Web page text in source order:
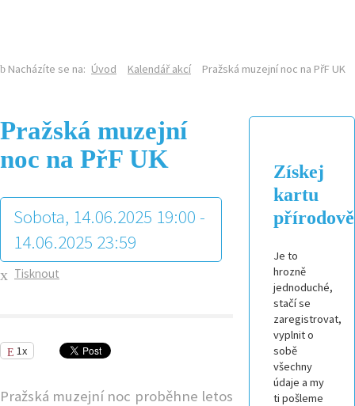
Nacházíte se na: Úvod Kalendář akcí Pražská muzejní noc na PřF UK
Pražská muzejní
noc na PřF UK
Sobota, 14.06.2025 19:00 -
14.06.2025 23:59
Tisknout
1x
Pražská muzejní noc proběhne letos
Získej
kartu
Je to
hrozně
jednoduché,
stačí se
zaregistrovat,
vyplnit o
sobě
všechny
údaje a my
ti pošleme